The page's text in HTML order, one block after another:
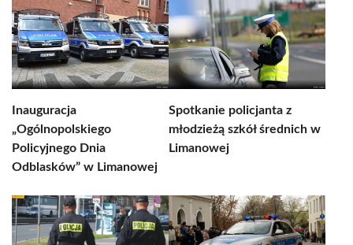
Inauguracja
„Ogólnopolskiego
Policyjnego Dnia
Odblasków” w Limanowej
Spotkanie policjanta z
młodzieżą szkół średnich w
Limanowej